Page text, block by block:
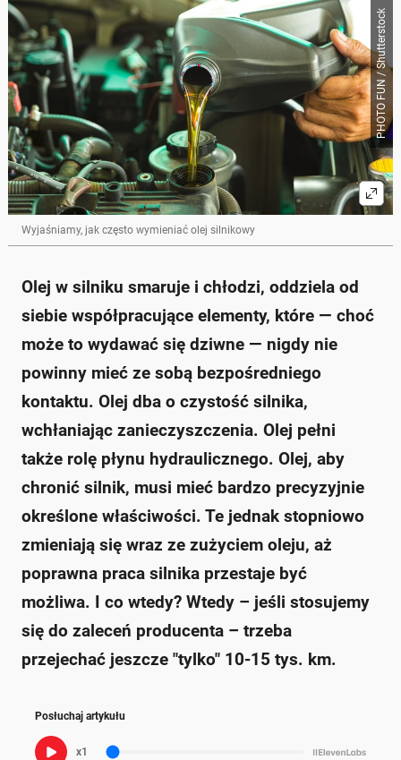
Poniżej streszczenie artykułu:
Skrót przygotowany przez Onet Czat z AI, może zawierać błędy.
Wymiana oleju silnikowego powinna być
dostosowana do warunków eksploatacji auta, nawet
jeśli producent zaleca interwały co 15-30 tys. km.
Zimne starty i jazda na krótkich dystansach
przyspieszają degradację oleju, co może wymagać
wcześniejszej wymiany.
Zwiększenie poziomu oleju może świadczyć o
zanieczyszczeniu oleju paliwem, co prowadzi do
zmniejszenia jego lepkości i ochrony silnika.
Przepracowany olej może degradować silnik i jego
osprzęt, prowadząc do poważnych usterek.
Zaleca się wymianę oleju przynajmniej co 15 tys. km,
a w trudnych warunkach jeszcze częściej.
Zapytaj o więcej Onet Czat z AI
PHOTO FUN / Shutterstock
Wyjaśniamy, jak często wymieniać olej silnikowy
Olej w silniku smaruje i chłodzi, oddziela od
siebie współpracujące elementy, które — choć
może to wydawać się dziwne — nigdy nie
powinny mieć ze sobą bezpośredniego
kontaktu. Olej dba o czystość silnika,
wchłaniając zanieczyszczenia. Olej pełni
także rolę płynu hydraulicznego. Olej, aby
chronić silnik, musi mieć bardzo precyzyjnie
określone właściwości. Te jednak stopniowo
zmieniają się wraz ze zużyciem oleju, aż
poprawna praca silnika przestaje być
możliwa. I co wtedy? Wtedy – jeśli stosujemy
się do zaleceń producenta – trzeba
przejechać jeszcze "tylko" 10-15 tys. km.
Posłuchaj artykułu
x1